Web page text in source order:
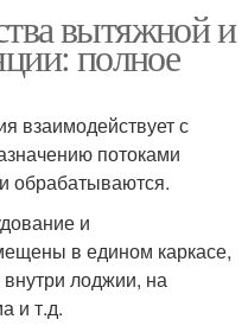
вытяжной и
полное
взаимодействует с
потоками
обрабатываются.
и
в едином каркасе,
лоджии, на
и т.д.